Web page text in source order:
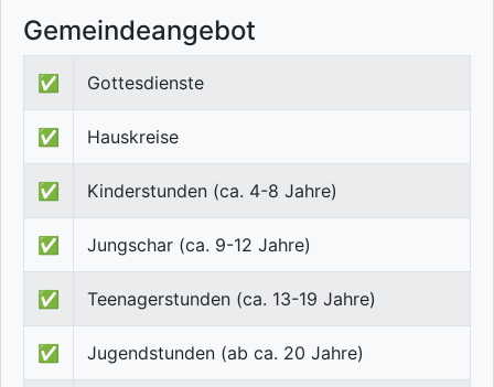
Gemeindeangebot
✅ Gottesdienste
✅ Hauskreise
✅ Kinderstunden (ca. 4-8 Jahre)
✅ Jungschar (ca. 9-12 Jahre)
✅ Teenagerstunden (ca. 13-19 Jahre)
✅ Jugendstunden (ab ca. 20 Jahre)